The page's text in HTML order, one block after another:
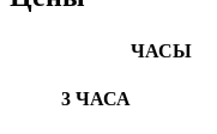
ЧАСЫ
3 ЧАСА